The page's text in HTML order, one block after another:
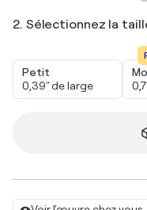
2. Sélectionnez la
Petit
0,39" de large